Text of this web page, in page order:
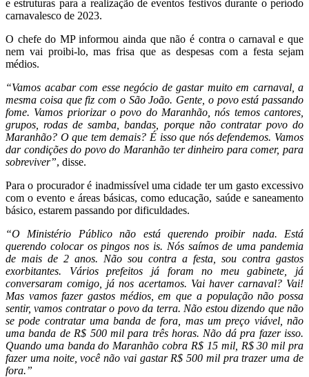
e estruturas para a realização de eventos festivos durante o período
carnavalesco de 2023.
O chefe do MP informou ainda que não é contra o carnaval e que
nem vai proibi-lo, mas frisa que as despesas com a festa sejam
médios.
“Vamos acabar com esse negócio de gastar muito em carnaval, a
mesma coisa que fiz com o São João. Gente, o povo está passando
fome. Vamos priorizar o povo do Maranhão, nós temos cantores,
grupos, rodas de samba, bandas, porque não contratar povo do
Maranhão? O que tem demais? É isso que nós defendemos. Vamos
dar condições do povo do Maranhão ter dinheiro para comer, para
sobreviver”, disse.
Para o procurador é inadmissível uma cidade ter um gasto excessivo
com o evento e áreas básicas, como educação, saúde e saneamento
básico, estarem passando por dificuldades.
“O Ministério Público não está querendo proibir nada. Está
querendo colocar os pingos nos is. Nós saímos de uma pandemia
de mais de 2 anos. Não sou contra a festa, sou contra gastos
exorbitantes. Vários prefeitos já foram no meu gabinete, já
conversaram comigo, já nos acertamos. Vai haver carnaval? Vai!
Mas vamos fazer gastos médios, em que a população não possa
sentir, vamos contratar o povo da terra. Não estou dizendo que não
se pode contratar uma banda de fora, mas um preço viável, não
uma banda de R$ 500 mil para três horas. Não dá pra fazer isso.
Quando uma banda do Maranhão cobra R$ 15 mil, R$ 30 mil pra
fazer uma noite, você não vai gastar R$ 500 mil pra trazer uma de
fora.”